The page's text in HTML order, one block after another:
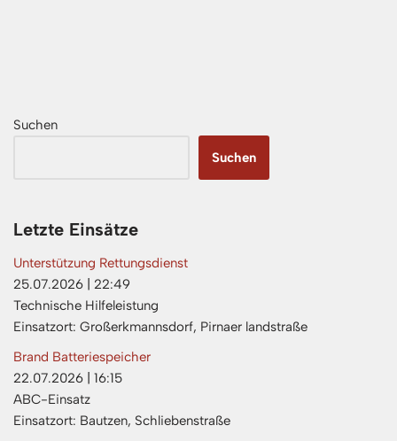
Suchen
Suchen
Letzte Einsätze
Unterstützung Rettungsdienst
25.07.2026
22:49
Technische Hilfeleistung
Einsatzort: Großerkmannsdorf, Pirnaer landstraße
Brand Batteriespeicher
22.07.2026
16:15
ABC-Einsatz
Einsatzort: Bautzen, Schliebenstraße